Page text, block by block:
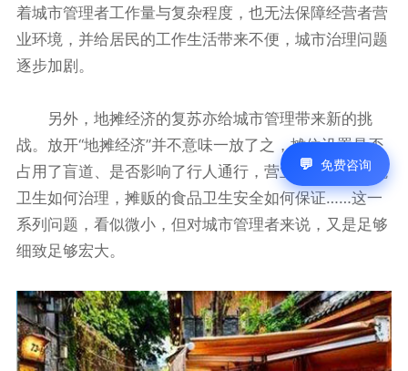
着城市管理者工作量与复杂程度，也无法保障经营者营
业环境，并给居民的工作生活带来不便，城市治理问题
逐步加剧。
另外，地摊经济的复苏亦给城市管理带来新的挑
战。放开“地摊经济”并不意味一放了之，摊位设置是否
占用了盲道、是否影响了行人通行，营业结束后的环境
卫生如何治理，摊贩的食品卫生安全如何保证……这一
系列问题，看似微小，但对城市管理者来说，又是足够
细致足够宏大。
免费咨询